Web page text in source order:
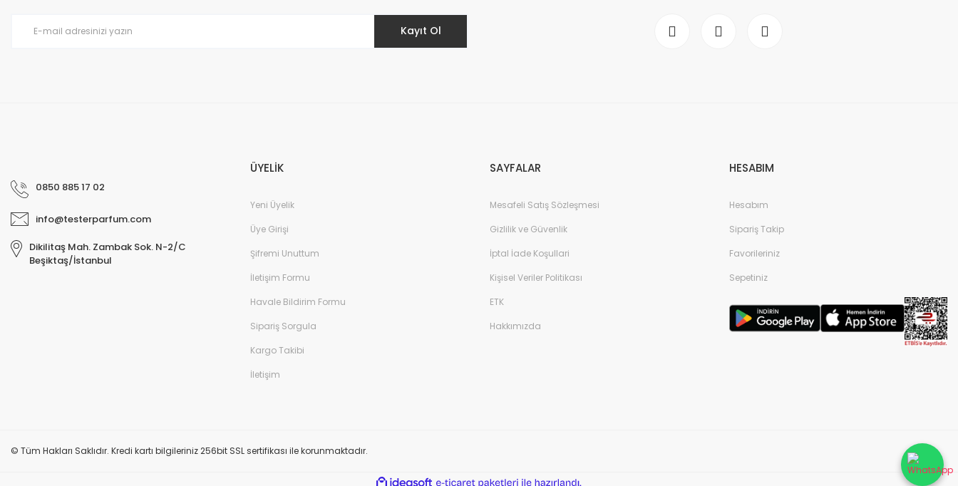
Kayıt Ol
0850 885 17 02
info@testerparfum.com
Dikilitaş Mah. Zambak Sok. N-2/C
Beşiktaş/İstanbul
ÜYELİK
Yeni Üyelik
Üye Girişi
Şifremi Unuttum
İletişim Formu
Havale Bildirim Formu
Sipariş Sorgula
Kargo Takibi
İletişim
SAYFALAR
Mesafeli Satış Sözleşmesi
Gizlilik ve Güvenlik
İptal İade Koşullari
Kişisel Veriler Politikası
ETK
Hakkımızda
HESABIM
Hesabım
Sipariş Takip
Favorileriniz
Sepetiniz
© Tüm Hakları Saklıdır. Kredi kartı bilgileriniz 256bit SSL sertifikası ile korunmaktadır.
ideasoft e-